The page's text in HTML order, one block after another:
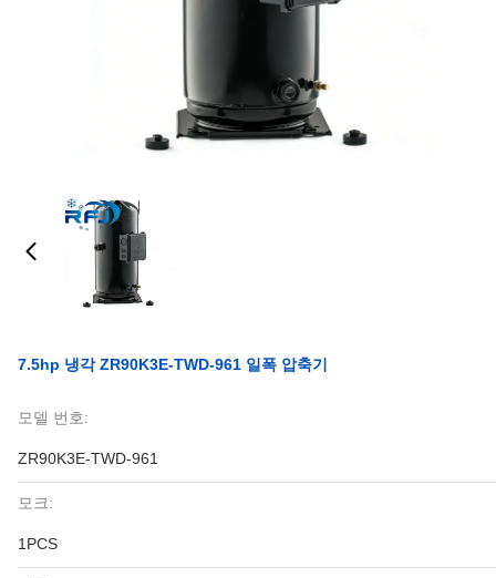
7.5hp 냉각 ZR90K3E-TWD-961 일폭 압축기
모델 번호:
ZR90K3E-TWD-961
모크:
1PCS